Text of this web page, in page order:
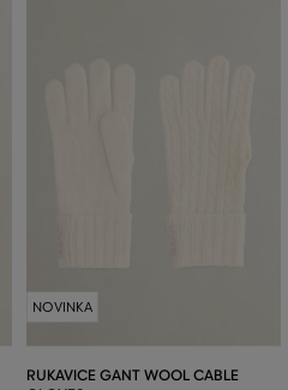
NOVINKA
RUKAVICE GANT WOOL CABLE